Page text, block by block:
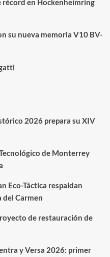
récord en Hockenheimring
su nueva memoria V10 BV-
2026 prepara su XIV
de Monterrey
Eco-Táctica respaldan
del Carmen
de restauración de
y Versa 2026: primer